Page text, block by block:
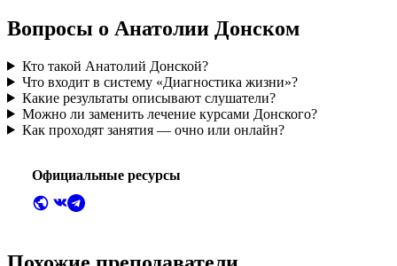
Вопросы о Анатолии Донском
Кто такой Анатолий Донской?
Что входит в систему «Диагностика жизни»?
Какие результаты описывают слушатели?
Можно ли заменить лечение курсами Донского?
Как проходят занятия — очно или онлайн?
Официальные ресурсы